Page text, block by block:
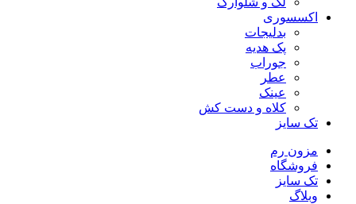
اکسسوری
بدلیجات
پک هدیه
جوراب
عطر
عینک
کلاه و دست کش
تک سایز
مزون رم
فروشگاه
تک سایز
وبلاگ